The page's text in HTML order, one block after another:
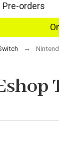
Pre-orders